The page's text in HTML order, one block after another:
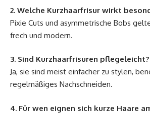
2. Welche Kurzhaarfrisur wirkt
Pixie Cuts und asymmetrische Bobs
frech und modern.
3. Sind Kurzhaarfrisuren pflegeleicht?
Ja, sie sind meist einfacher zu stylen,
regelmäßiges Nachschneiden.
4. Für wen eignen sich kurze Haare